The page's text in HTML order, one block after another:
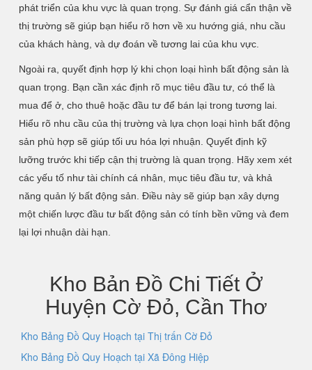
phát triển của khu vực là quan trọng. Sự đánh giá cẩn thận về
thị trường sẽ giúp bạn hiểu rõ hơn về xu hướng giá, nhu cầu
của khách hàng, và dự đoán về tương lai của khu vực.
Ngoài ra, quyết định hợp lý khi chọn loại hình bất động sản là
quan trọng. Bạn cần xác định rõ mục tiêu đầu tư, có thể là
mua để ở, cho thuê hoặc đầu tư để bán lại trong tương lai.
Hiểu rõ nhu cầu của thị trường và lựa chọn loại hình bất động
sản phù hợp sẽ giúp tối ưu hóa lợi nhuận. Quyết định kỹ
lưỡng trước khi tiếp cận thị trường là quan trọng. Hãy xem xét
các yếu tố như tài chính cá nhân, mục tiêu đầu tư, và khả
năng quản lý bất động sản. Điều này sẽ giúp bạn xây dựng
một chiến lược đầu tư bất động sản có tính bền vững và đem
lại lợi nhuận dài hạn.
Kho Bản Đồ Chi Tiết Ở
Huyện Cờ Đỏ, Cần Thơ
Kho Bảng Đồ Quy Hoạch tại Thị trấn Cờ Đỏ
Kho Bảng Đồ Quy Hoạch tại Xã Đông Hiệp